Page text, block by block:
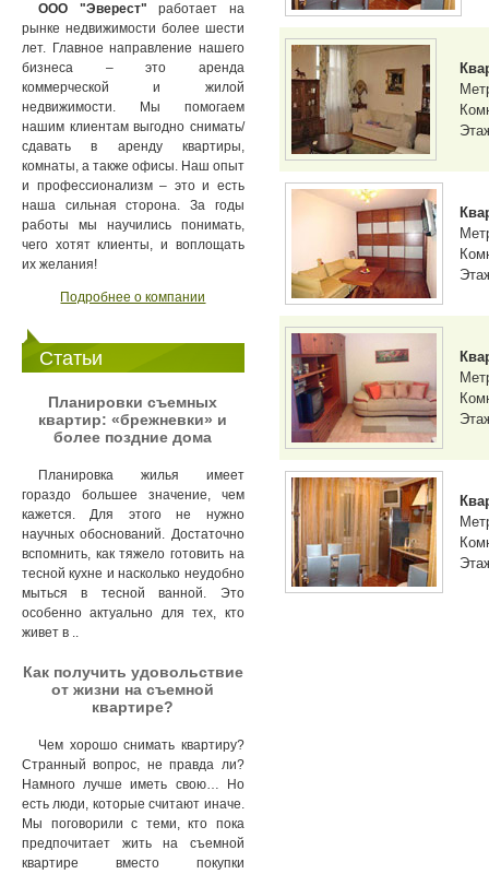
ООО "Эверест" работает на
рынке недвижимости более шести
лет. Главное направление нашего
бизнеса – это аренда
коммерческой и жилой
недвижимости. Мы помогаем
нашим клиентам выгодно снимать/
сдавать в аренду квартиры,
комнаты, а также офисы. Наш опыт
и профессионализм – это и есть
наша сильная сторона. За годы
работы мы научились понимать,
чего хотят клиенты, и воплощать
их желания!
Подробнее о компании
Статьи
Планировки съемных
квартир: «брежневки» и
более поздние дома
Планировка жилья имеет
гораздо большее значение, чем
кажется. Для этого не нужно
научных обоснований. Достаточно
вспомнить, как тяжело готовить на
тесной кухне и насколько неудобно
мыться в тесной ванной. Это
особенно актуально для тех, кто
живет в ..
Как получить удовольствие
от жизни на съемной
квартире?
Чем хорошо снимать квартиру?
Странный вопрос, не правда ли?
Намного лучше иметь свою… Но
есть люди, которые считают иначе.
Мы поговорили с теми, кто пока
предпочитает жить на съемной
квартире вместо покупки